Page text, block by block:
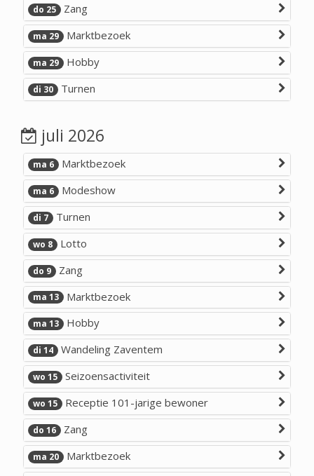
do 25 Zang
ma 29 Marktbezoek
ma 29 Hobby
di 30 Turnen
juli 2026
ma 6 Marktbezoek
ma 6 Modeshow
di 7 Turnen
wo 8 Lotto
do 9 Zang
ma 13 Marktbezoek
ma 13 Hobby
di 14 Wandeling Zaventem
wo 15 Seizoensactiviteit
wo 15 Receptie 101-jarige bewoner
do 16 Zang
ma 20
Marktbezoek